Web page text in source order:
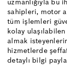
uzmanlığıyla bu
sahipleri, motor
tüm işlemleri
kolay
almak
hizmetlerde
detaylı bilgi